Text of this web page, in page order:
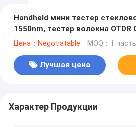
Handheld мини тестер
1550nm, тестер волокна OTDR
Цена：Negotiatable MOQ：1 часть
Лучшая цена
Характер Продукции